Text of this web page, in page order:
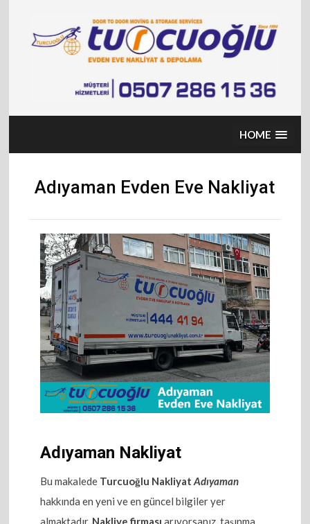
HOME
Adıyaman Evden Eve Nakliyat
Adıyaman Nakliyat
Bu makalede Turcuoğlu NakliyatAdıyaman
hakkında en yeni ve en güncel bilgiler yer
almaktadır. Nakliye firması arıyorsanız, taşınma